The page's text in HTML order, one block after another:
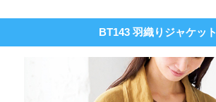
BT143 羽織りジャケット